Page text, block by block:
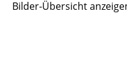
Bilder-Übersicht